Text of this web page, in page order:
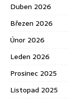
Duben 2026
Březen 2026
Únor 2026
Leden 2026
Prosinec 2025
Listopad 2025